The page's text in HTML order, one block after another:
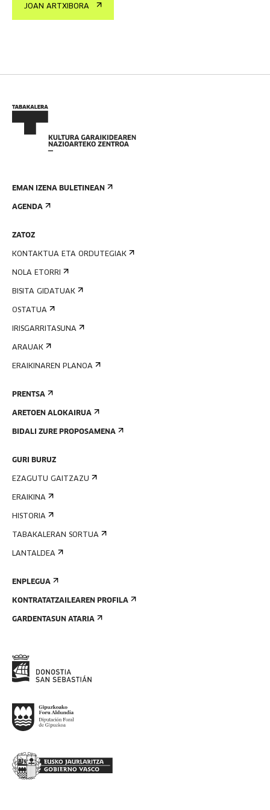
JOAN ARTXIBORA
EMAN IZENA BULETINEAN
AGENDA
ZATOZ
KONTAKTUA ETA ORDUTEGIAK
NOLA ETORRI
BISITA GIDATUAK
OSTATUA
IRISGARRITASUNA
ARAUAK
ERAIKINAREN PLANOA
PRENTSA
ARETOEN ALOKAIRUA
BIDALI ZURE PROPOSAMENA
GURI BURUZ
EZAGUTU GAITZAZU
ERAIKINA
HISTORIA
TABAKALERAN SORTUA
LANTALDEA
ENPLEGUA
KONTRATATZAILEAREN PROFILA
GARDENTASUN ATARIA